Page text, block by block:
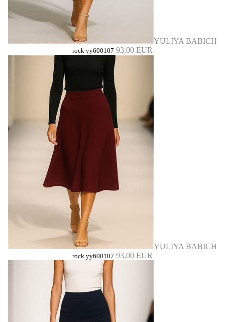
YULIYA BABICH
rock yy600107 93,00 EUR
YULIYA BABICH
rock yy600107 93,00 EUR